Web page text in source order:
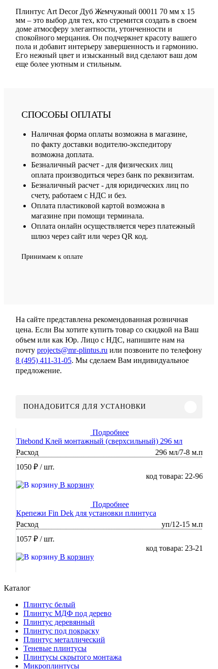
Плинтус Art Decor Дуб Жемчужный 00011 70 мм х 15
мм – это выбор для тех, кто стремится создать в своем
доме атмосферу элегантности, утонченности и
спокойного мерцания. Он подчеркнет красоту вашего
пола и добавит интерьеру завершенность и гармонию.
Его нежный цвет и изысканный вид сделают ваш дом
еще более уютным и стильным.
СПОСОБЫ ОПЛАТЫ
Наличная форма оплаты возможна в магазине,
по факту доставки водителю-экспедитору
возможна доплата.
Безналичный расчет - для физических лиц
оплата производиться через банк по реквизитам.
Безналичный расчет - для юридических лиц по
счету, работаем с НДС и без.
Оплата пластиковой картой возможна в
магазине при помощи терминала.
Оплата онлайн осуществляется через платежный
шлюз через сайт или через QR код.
Принимаем к оплате
На сайте представлена рекомендованная розничная
цена. Если Вы хотите купить товар со скидкой на Ваш
объем или как Юр. Лицо с НДС, напишите нам на
почту projects@mr-plintus.ru или позвоните по телефону
8 (495) 411-31-05. Мы сделаем Вам индивидуальное
предложение.
ПОНАДОБИТСЯ ДЛЯ УСТАНОВКИ
Подробнее
Titebond Клей монтажный (сверхсильный) 296 мл
Расход
296 мл/7-8 м.п
1050 ₽ / шт.
код товара: 22-96
В корзину
Подробнее
Крепежи Fin Dek для установки плинтуса
Расход
уп/12-15 м.п
1057 ₽ / шт.
код товара: 23-21
В корзину
Каталог
Плинтус белый
Плинтус МДФ под дерево
Плинтус деревянный
Плинтус под покраску
Плинтус металлический
Теневые плинтусы
Плинтусы скрытого монтажа
Микроплинтусы